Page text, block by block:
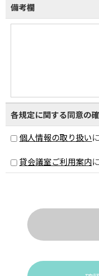
備考欄
各規定に関する同意の
個人情報の取り扱い
貸会議室ご利用案内